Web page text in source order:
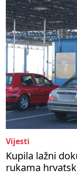
Vijesti
Kupila lažni
rukama